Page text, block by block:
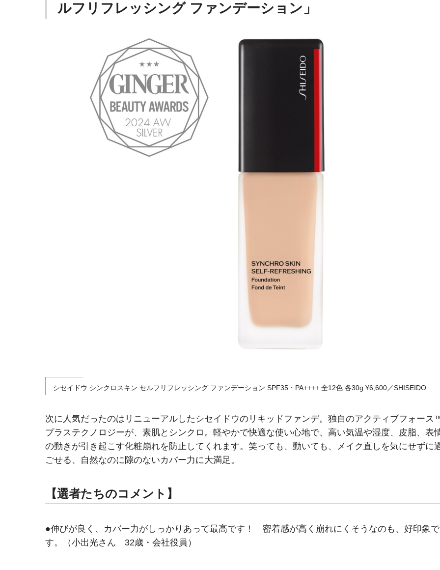
ルフリフレッシング ファンデーション」
シセイドウ シンクロスキン セルフリフレッシング ファンデーション SPF35・PA++++ 全12色 各30g ¥6,600／SHISEIDO
次に人気だったのはリニューアルしたシセイドウのリキッドファンデ。独自のアクティブフォース
プラステクノロジーが、素肌とシンクロ。軽やかで快適な使い心地で、高い気温や湿度、皮脂、表
の動きが引き起こす化粧崩れを防止してくれます。笑っても、動いても、メイク直しを気にせずに
ごせる、自然なのに隙のないカバー力に大満足。
【選者たちのコメント】
●伸びが良く、カバー力がしっかりあって最高です！ 密着感が高く崩れにくそうなのも、好印象で
す。（小出光さん 32歳・会社役員）